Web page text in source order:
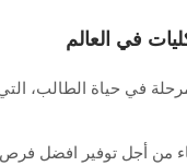
مرحلة في حياة الطالب،
من أجل توفير افضل فرص